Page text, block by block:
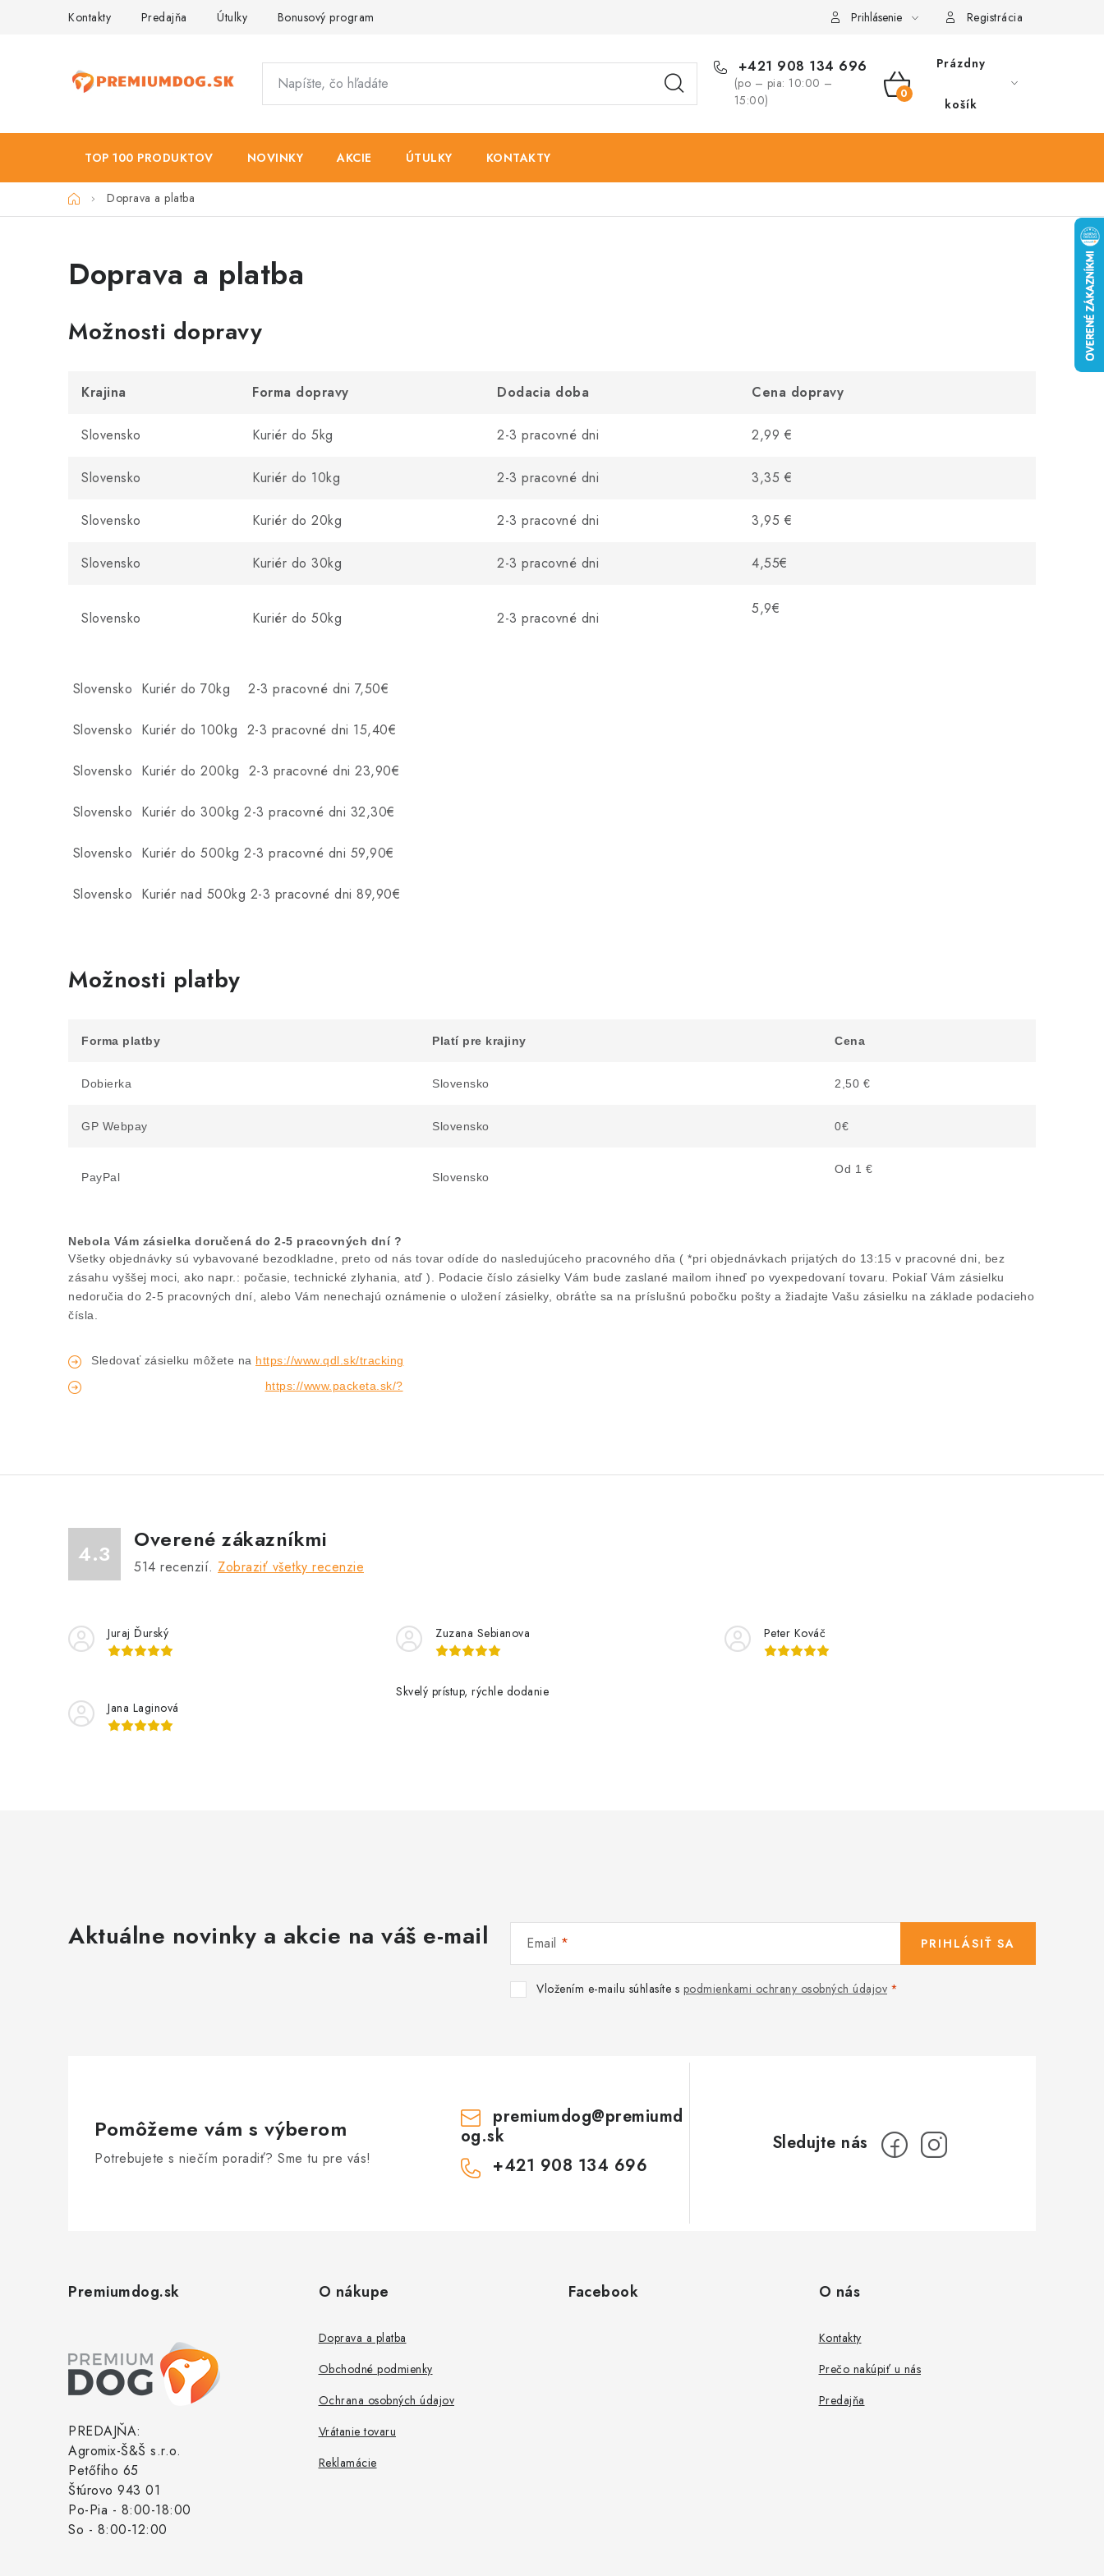
Kontakty Predajňa Útulky Bonusový program Prihlásenie Registrácia
+421 908 134 696
(po – pia: 10:00 –
15:00)
NÁKUPNÝ
Prázdny
košík
TOP 100 PRODUKTOV NOVINKY AKCIE ÚTULKY KONTAKTY
DomovDoprava a platba
Doprava a platba
Možnosti dopravy
Krajina Forma dopravy Dodacia doba Cena dopravy
Slovensko Kuriér do 5kg 2-3 pracovné dni 2,99 €
Slovensko Kuriér do 10kg 2-3 pracovné dni 3,35 €
Slovensko Kuriér do 20kg 2-3 pracovné dni 3,95 €
Slovensko Kuriér do 30kg 2-3 pracovné dni 4,55€
Slovensko Kuriér do 50kg 2-3 pracovné dni
5,9€
Slovensko Kuriér do 70kg 2-3 pracovné dni 7,50€
Slovensko Kuriér do 100kg 2-3 pracovné dni 15,40€
Slovensko Kuriér do 200kg 2-3 pracovné dni 23,90€
Slovensko Kuriér do 300kg 2-3 pracovné dni 32,30€
Slovensko Kuriér do 500kg 2-3 pracovné dni 59,90€
Slovensko Kuriér nad 500kg 2-3 pracovné dni 89,90€
Možnosti platby
Forma platby Platí pre krajiny Cena
Dobierka Slovensko 2,50 €
GP Webpay Slovensko 0€
PayPal Slovensko
Od 1 €
Nebola Vám zásielka doručená do 2-5 pracovných dní ?
Všetky objednávky sú vybavované bezodkladne, preto od nás tovar odíde do nasledujúceho pracovného dňa ( *pri objednávkach prijatých do 13:15 v pracovné dni, bez
zásahu vyššej moci, ako napr.: počasie, technické zlyhania, atď ). Podacie číslo zásielky Vám bude zaslané mailom ihneď po vyexpedovaní tovaru. Pokiaľ Vám zásielku
nedoručia do 2-5 pracovných dní, alebo Vám nenechajú oznámenie o uložení zásielky, obráťte sa na príslušnú pobočku pošty a žiadajte Vašu zásielku na základe podacieho
čísla.
Sledovať zásielku môžete na https://www.qdl.sk/tracking
https://www.packeta.sk/?
4.3
Overené zákazníkmi
514 recenzií. Zobraziť všetky recenzie
Juraj Ďurský Zuzana Sebianova
Skvelý prístup, rýchle dodanie
Peter Kováč
Jana Laginová
Aktuálne novinky a akcie na váš e-mail Email
Vložením e-mailu súhlasíte s podmienkami ochrany osobných údajov
PRIHLÁSIŤ SA
Pomôžeme vám s výberom
Potrebujete s niečím poradiť? Sme tu pre vás!
premiumdog@premiumd
og.sk
+421 908 134 696
Premiumdog.sk
PREDAJŇA:
Agromix-Š&Š s.r.o.
Petőfiho 65
Štúrovo 943 01
Po-Pia - 8:00-18:00
So - 8:00-12:00
O nákupe
Doprava a platba
Obchodné podmienky
Ochrana osobných údajov
Vrátanie tovaru
Reklamácie
Facebook O nás
Kontakty
Prečo nakúpiť u nás
Predajňa